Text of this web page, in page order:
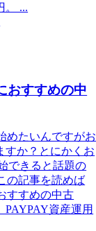
。 ...
おすすめの中
めたいんですがお
すか？とにかくお
できると話題の
の記事を読めば
すすめの中古
PAYPAY資産運用